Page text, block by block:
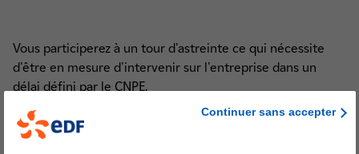
Vous participerez à un tour d'astreinte ce qui nécessite
d'être en mesure d'intervenir sur l'entreprise dans un
délai défini par le CNPE.
Vous devrez valider une aptitude à travailler en zone
contrôlée.
Continuer sans accepter